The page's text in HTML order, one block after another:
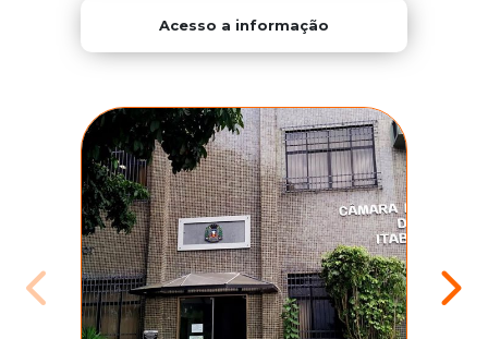
Acesso a informação